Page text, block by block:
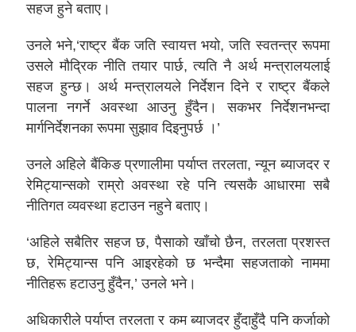
सहज हुने बताए।
उनले भने,‘राष्ट्र बैंक जति स्वायत्त भयो, जति स्वतन्त्र रूपमा
उसले मौद्रिक नीति तयार पार्छ, त्यति नै अर्थ मन्त्रालयलाई
सहज हुन्छ। अर्थ मन्त्रालयले निर्देशन दिने र राष्ट्र बैंकले
पालना नगर्ने अवस्था आउनु हुँदैन। सकभर निर्देशनभन्दा
मार्गनिर्देशनका रूपमा सुझाव दिइनुपर्छ ।’
उनले अहिले बैंकिङ प्रणालीमा पर्याप्त तरलता, न्यून ब्याजदर र
रेमिट्यान्सको राम्रो अवस्था रहे पनि त्यसकै आधारमा सबै
नीतिगत व्यवस्था हटाउन नहुने बताए।
‘अहिले सबैतिर सहज छ, पैसाको खाँचो छैन, तरलता प्रशस्त
छ, रेमिट्यान्स पनि आइरहेको छ भन्दैमा सहजताको नाममा
नीतिहरू हटाउनु हुँदैन,’ उनले भने।
अधिकारीले पर्याप्त तरलता र कम ब्याजदर हुँदाहुँदै पनि कर्जाको